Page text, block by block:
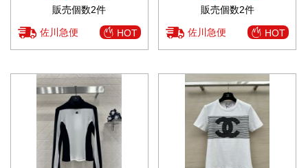
販売個数2件
佐川急便 HOT
販売個数2件
佐川急便 HOT